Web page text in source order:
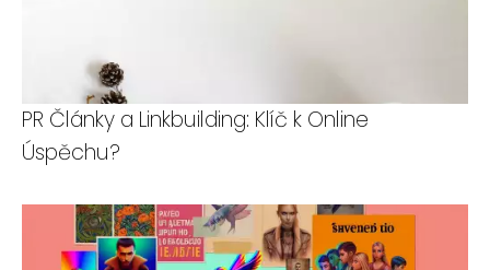
PR Články a Linkbuilding: Klíč k Online
Úspěchu?